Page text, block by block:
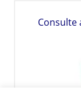
Consulte